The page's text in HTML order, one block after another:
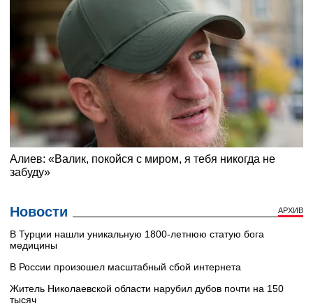
Новости АРХИВ
В Турции нашли уникальную 1800-летнюю статую бога
медицины
В России произошел масштабный сбой интернета
Житель Николаевской области нарубил дубов почти на 150
тысяч